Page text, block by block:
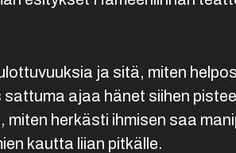
ja sitä, miten
ajaa hänet siihen
herkästi ihmisen saa
kautta liian pitkälle.